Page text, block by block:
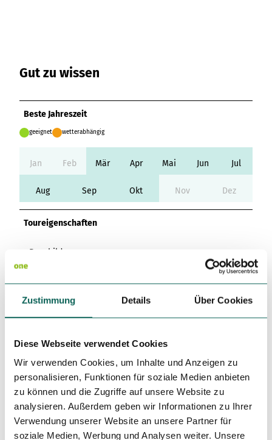
Zustimmung Details Über Cookies
Diese Webseite verwendet Cookies
Wir verwenden Cookies, um Inhalte und Anzeigen zu
personalisieren, Funktionen für soziale Medien anbieten
zu können und die Zugriffe auf unsere Website zu
analysieren. Außerdem geben wir Informationen zu Ihrer
Verwendung unserer Website an unsere Partner für
soziale Medien, Werbung und Analysen weiter. Unsere
Gut zu wissen
Beste Jahreszeit
geeignet wetterabhängig
Jan Feb Mär Apr Mai Jun Jul
Aug Sep Okt Nov Dez
Toureigenschaften
Beschilderung
Einkehrmöglichkeit
Rundweg
Unterkunftsmöglichkeit
Weitere Infos
Der Landkreis Regensburg übernimmt keine Gewähr für die
Korrektheit der heruntergeladenen Trackdaten sowie für die
Aktualität, Korrektheit, Vollständigkeit oder Qualität der
bereitgestellten Informationen.